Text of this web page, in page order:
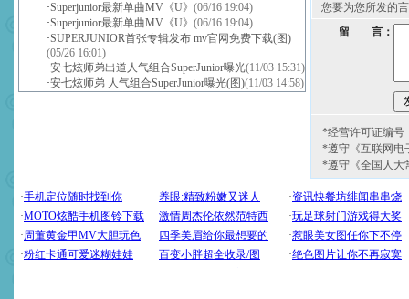
·Superjunior最新单曲MV《U》 (06/16 19:04)
·Superjunior最新单曲MV《U》 (06/16 19:04)
·SUPERJUNIOR首张专辑发布 mv官网免费下载(图)
(05/26 16:01)
·安七炫师弟出道人气组合SuperJunior曝光(11/03 15:31)
·安七炫师弟 人气组合SuperJunior曝光(图)(11/03 14:58)
您要为您所发的
留 言：
*经营许可证编号
*遵守《互联网电
*遵守《全国人大